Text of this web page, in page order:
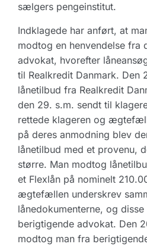
sælgers pengeinstitut.
Indklagede har anført, at
modtog en henvendelse fra
advokat, hvorefter
til Realkredit Danmark. Den
lånetilbud fra Realkredit
den 29. s.m. sendt til
rettede klageren og
på deres anmodning blev
lånetilbud med et provenu,
større. Man modtog
et Flexlån på nominelt
ægtefællen underskrev
lånedokumenterne, og
berigtigende advokat. Den
modtog man fra